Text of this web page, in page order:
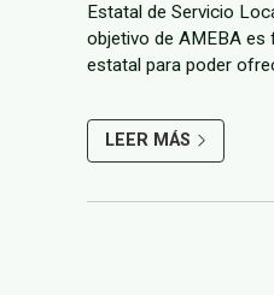
Estatal de Servicio Local,
objetivo de AMEBA es facilitar
estatal para poder
LEER MÁS